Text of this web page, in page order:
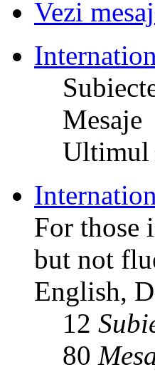
Vezi
Mesaje
Ultimul
For those
but not
English,
12
80